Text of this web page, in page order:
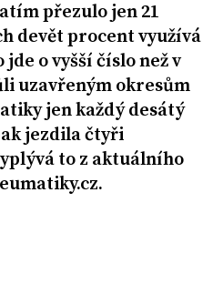
přezulo jen 21
devět procent využívá
o vyšší číslo než v
uzavřeným okresům
jen každý desátý
jezdila čtyři
to z aktuálního